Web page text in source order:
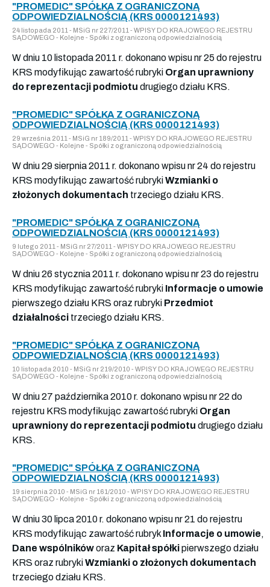
"PROMEDIC" SPÓŁKA Z OGRANICZONĄ
ODPOWIEDZIALNOŚCIĄ (KRS 0000121493)
24 listopada 2011 - MSiG nr 227/2011 - WPISY DO KRAJOWEGO REJESTRU
SĄDOWEGO - Kolejne - Spółki z ograniczoną odpowiedzialnością
W dniu 10 listopada 2011 r. dokonano wpisu nr 25 do rejestru
KRS modyfikując zawartość rubryki Organ uprawniony
do reprezentacji podmiotu drugiego działu KRS.
"PROMEDIC" SPÓŁKA Z OGRANICZONĄ
ODPOWIEDZIALNOŚCIĄ (KRS 0000121493)
29 września 2011 - MSiG nr 189/2011 - WPISY DO KRAJOWEGO REJESTRU
SĄDOWEGO - Kolejne - Spółki z ograniczoną odpowiedzialnością
W dniu 29 sierpnia 2011 r. dokonano wpisu nr 24 do rejestru
KRS modyfikując zawartość rubrykiWzmianki o
złożonych dokumentach trzeciego działu KRS.
"PROMEDIC" SPÓŁKA Z OGRANICZONĄ
ODPOWIEDZIALNOŚCIĄ (KRS 0000121493)
9 lutego 2011 - MSiG nr 27/2011 - WPISY DO KRAJOWEGO REJESTRU
SĄDOWEGO - Kolejne - Spółki z ograniczoną odpowiedzialnością
W dniu 26 stycznia 2011 r. dokonano wpisu nr 23 do rejestru
KRS modyfikując zawartość rubryki Informacje o umowie
pierwszego działu KRS oraz rubryki Przedmiot
działalności trzeciego działu KRS.
"PROMEDIC" SPÓŁKA Z OGRANICZONĄ
ODPOWIEDZIALNOŚCIĄ (KRS 0000121493)
10 listopada 2010 - MSiG nr 219/2010 - WPISY DO KRAJOWEGO REJESTRU
SĄDOWEGO - Kolejne - Spółki z ograniczoną odpowiedzialnością
W dniu 27 października 2010 r. dokonano wpisu nr 22 do
rejestru KRS modyfikując zawartość rubryki Organ
uprawniony do reprezentacji podmiotu drugiego działu
KRS.
"PROMEDIC" SPÓŁKA Z OGRANICZONĄ
ODPOWIEDZIALNOŚCIĄ (KRS 0000121493)
19 sierpnia 2010 - MSiG nr 161/2010 - WPISY DO KRAJOWEGO REJESTRU
SĄDOWEGO - Kolejne - Spółki z ograniczoną odpowiedzialnością
W dniu 30 lipca 2010 r. dokonano wpisu nr 21 do rejestru
KRS modyfikując zawartość rubryk Informacje o umowie,
Dane wspólnikóworaz Kapitał spółkipierwszego działu
KRS oraz rubrykiWzmianki o złożonych dokumentach
trzeciego działu KRS.